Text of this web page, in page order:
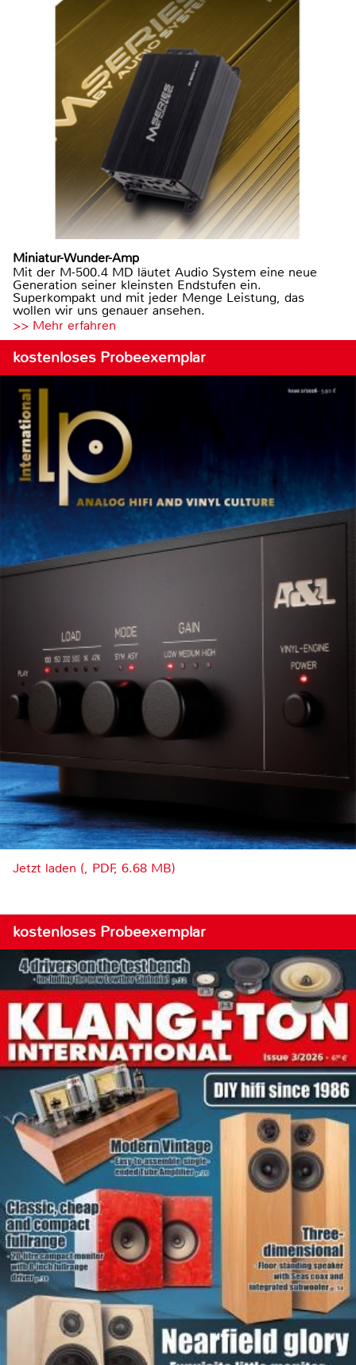
Miniatur-Wunder-Amp
Mit der M-500.4 MD läutet Audio System eine neue
Generation seiner kleinsten Endstufen ein.
Superkompakt und mit jeder Menge Leistung, das
wollen wir uns genauer ansehen.
>> Mehr erfahren
kostenloses Probeexemplar
Jetzt laden (, PDF, 6.68 MB)
kostenloses Probeexemplar